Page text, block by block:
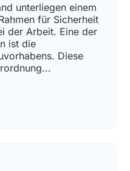
unterliegen einem
für Sicherheit
der Arbeit. Eine der
ist die
Diese